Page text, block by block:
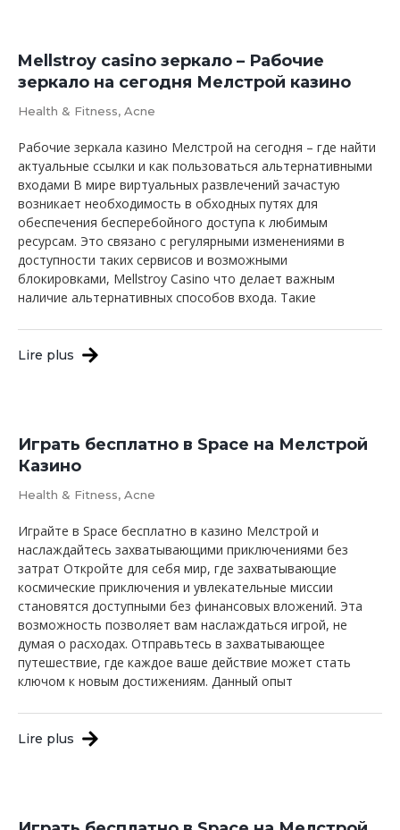
Mellstroy casino зеркало – Рабочие
зеркало на сегодня Мелстрой казино
Health & Fitness, Acne
Рабочие зеркала казино Мелстрой на сегодня – где найти
актуальные ссылки и как пользоваться альтернативными
входами В мире виртуальных развлечений зачастую
возникает необходимость в обходных путях для
обеспечения бесперебойного доступа к любимым
ресурсам. Это связано с регулярными изменениями в
доступности таких сервисов и возможными
блокировками, Mellstroy Casino что делает важным
наличие альтернативных способов входа. Такие
Lire plus
Играть бесплатно в Space на Мелстрой
Казино
Health & Fitness, Acne
Играйте в Space бесплатно в казино Мелстрой и
наслаждайтесь захватывающими приключениями без
затрат Откройте для себя мир, где захватывающие
космические приключения и увлекательные миссии
становятся доступными без финансовых вложений. Эта
возможность позволяет вам наслаждаться игрой, не
думая о расходах. Отправьтесь в захватывающее
путешествие, где каждое ваше действие может стать
ключом к новым достижениям. Данный опыт
Lire plus